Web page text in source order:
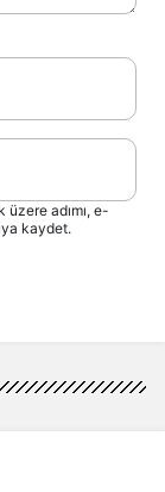
üzere adımı, e-
kaydet.